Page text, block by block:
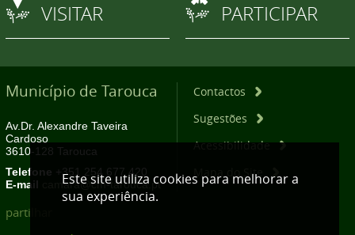
VISITAR PARTICIPAR
Município de Tarouca
Av.Dr. Alexandre Taveira
Cardoso
3610-128 Tarouca
Telefone +351 254 677 420
E-mail
camara@cm-tarouca.pt
Contactos
Sugestões
Acessibilidade
Mapa do Site
partilhar
Este site utiliza cookies para melhorar a
sua experiência.